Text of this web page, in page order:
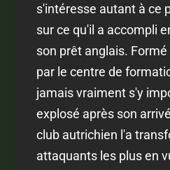
s'intéresse autant à ce
sur ce qu'il a accompli
son prêt anglais.
par le centre de
jamais vraiment s'y
explosé après son
club autrichien l'a
attaquants les plus en